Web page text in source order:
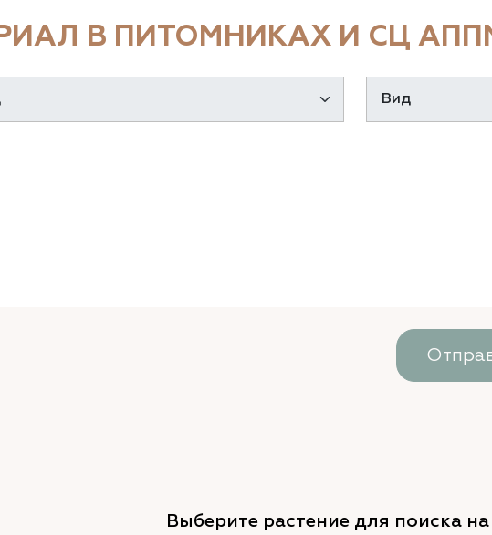
В ПИТОМНИКАХ И СЦ
Выберите растение для поиска на